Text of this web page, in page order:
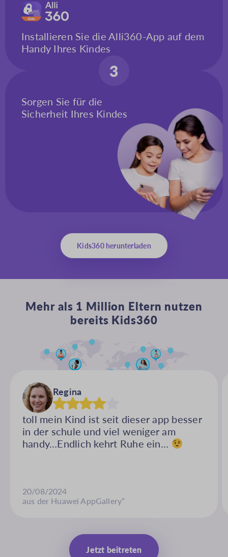
Installieren Sie die Alli360-App auf dem
Handy Ihres Kindes
Sorgen Sie für die
Sicherheit Ihres Kindes
3
Kids360 herunterladen
Mehr als 1 Million Eltern nutzen
bereits Kids360
Jetzt beitreten
Regina
toll mein Kind ist seit dieser app besser
in der schule und viel weniger am
handy…Endlich kehrt Ruhe ein…
20/08/2024
aus der Huawei AppGallery“